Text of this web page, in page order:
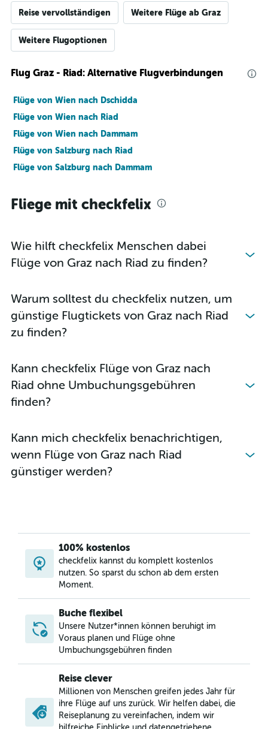
Reise vervollständigen Weitere Flüge ab Graz
Weitere Flugoptionen
Flug Graz - Riad: Alternative Flugverbindungen
Flüge von Wien nach Dschidda
Flüge von Wien nach Riad
Flüge von Wien nach Dammam
Flüge von Salzburg nach Riad
Flüge von Salzburg nach Dammam
Fliege mit checkfelix
Wie hilft checkfelix Menschen dabei
Flüge von Graz nach Riad zu finden?
Warum solltest du checkfelix nutzen, um
günstige Flugtickets von Graz nach Riad
zu finden?
Kann checkfelix Flüge von Graz nach
Riad ohne Umbuchungsgebühren
finden?
Kann mich checkfelix benachrichtigen,
wenn Flüge von Graz nach Riad
günstiger werden?
100% kostenlos
checkfelix kannst du komplett kostenlos
nutzen. So sparst du schon ab dem ersten
Moment.
Buche flexibel
Unsere Nutzer*innen können beruhigt im
Voraus planen und Flüge ohne
Umbuchungsgebühren finden
Reise clever
Millionen von Menschen greifen jedes Jahr für
ihre Flüge auf uns zurück. Wir helfen dabei, die
Reiseplanung zu vereinfachen, indem wir